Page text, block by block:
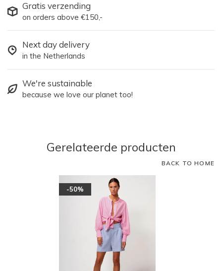
Gratis verzending
on orders above €150,-
Next day delivery
in the Netherlands
We're sustainable
because we love our planet too!
Gerelateerde producten
BACK TO HOME
-50%